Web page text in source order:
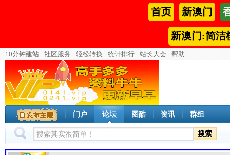
首页 新澳门
新澳门:简洁
10分钟建站 社区服务 轻松转换 统计排行 站长大会 帮助
门户 论坛 图酷 资讯 群组
搜索